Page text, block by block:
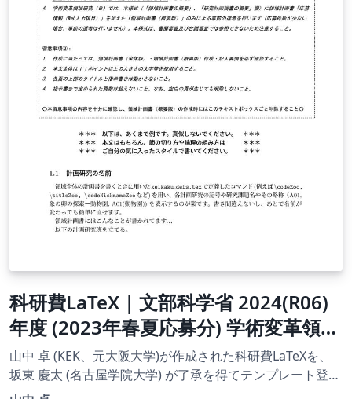
科研費LaTeX | 文部科学省 2024(R06)
年度 (2023年春夏応募分) 学術変革領域
研究 | 学術変革領域研究(B) (領域計画
書(概要版)) 書き方マニュアル |
山中 卓 (KEK、元大阪大学)が作成された科研費LaTeXを、
坂東 慶太 (名古屋学院大学) が了承を得てテンプレート登録
しています。 詳細はこちら↓をご確認ください。